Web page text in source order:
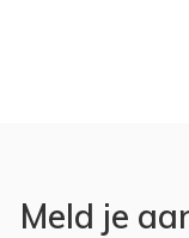
Meld je